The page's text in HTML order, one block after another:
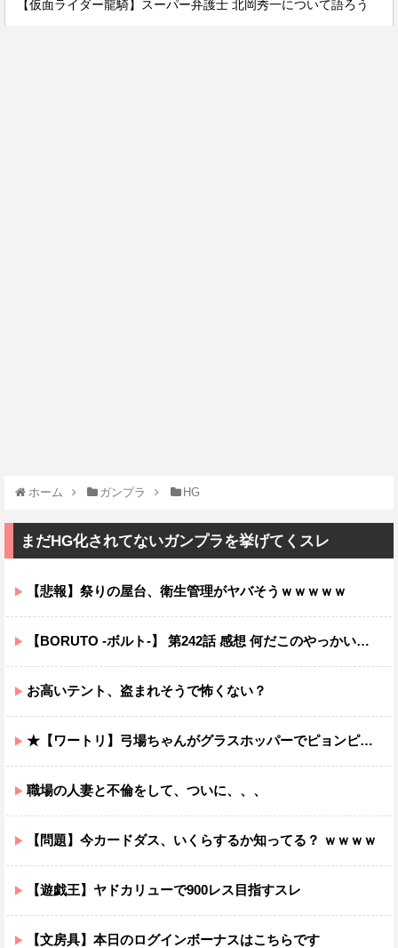
【仮面ライダー龍騎】スーパー弁護士 北岡秀一について語ろう
ホーム ガンプラ HG
まだHG化されてないガンプラを挙げてくスレ
【悲報】祭りの屋台、衛生管理がヤバそうｗｗｗｗｗ
【BORUTO -ボルト-】 第242話 感想 何だこのやっかいな弓使い！？
お高いテント、盗まれそうで怖くない？
★【ワートリ】弓場ちゃんがグラスホッパーでピョンピョン飛んでるところ想像するとジワジワくるから使わんでくれ
職場の人妻と不倫をして、ついに、、、
【問題】今カードダス、いくらするか知ってる？ ｗｗｗｗ
【遊戯王】ヤドカリューで900レス目指すスレ
【文房具】本日のログインボーナスはこちらです